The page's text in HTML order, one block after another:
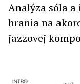
Analýza sóla
hrania na
jazzovej